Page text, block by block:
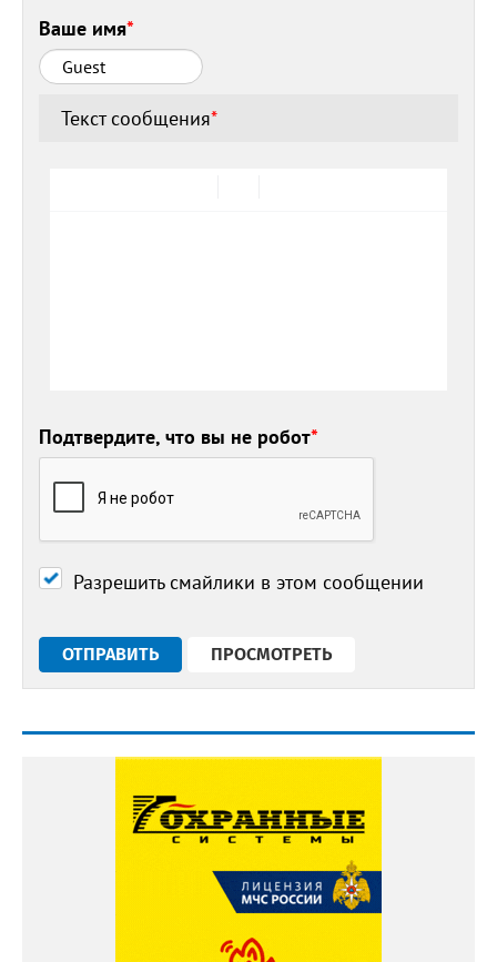
Ваше имя*
Текст сообщения*
Подтвердите, что вы не робот*
Разрешить смайлики в этом сообщении